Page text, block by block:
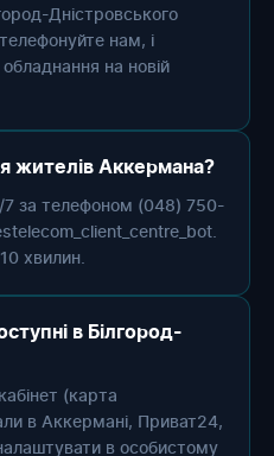
Дністровського
нам, і
на новій
жителів Аккермана?
за телефоном (048) 750-
хвилин.
в Білгород-
(карта
в Аккермані, Приват24,
в особистому